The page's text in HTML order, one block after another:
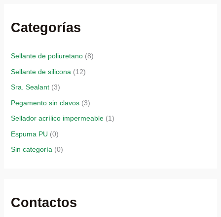
Categorías
Sellante de poliuretano (8)
Sellante de silicona (12)
Sra. Sealant (3)
Pegamento sin clavos (3)
Sellador acrílico impermeable (1)
Espuma PU (0)
Sin categoría (0)
Contactos